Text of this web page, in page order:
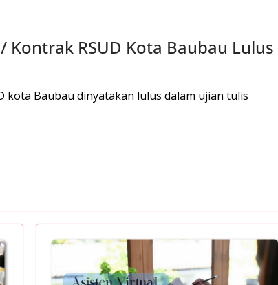
Kontrak RSUD Kota Baubau Lulus
kota Baubau dinyatakan lulus dalam ujian tulis